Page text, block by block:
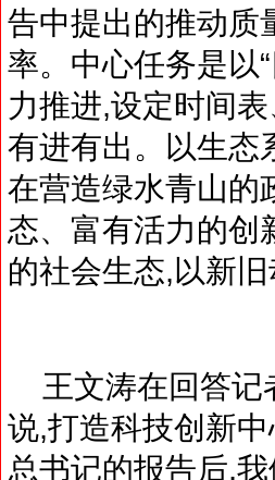
告中提出的推动质
率。中心任务是以
力推进,设定时间
有进有出。以生态
在营造绿水青山的
态、富有活力的创
的社会生态,以新
王文涛在回答记
说,打造科技创新
总书记的报告后,